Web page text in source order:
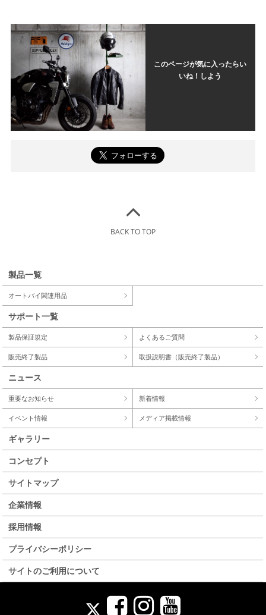
このページが気に入ったらい
いね！しよう
BACK TO TOP
製品一覧
オートバイ関連用品
サポート一覧
製品保証規定 よくあるご質問
販売終了製品 取扱説明書（販売終了製品）
ニュース
重要なお知らせ 新着情報
イベント情報 メディア掲載情報
ギャラリー
コンセプト
サイトマップ
企業情報
採用情報
プライバシーポリシー
サイトのご利用について